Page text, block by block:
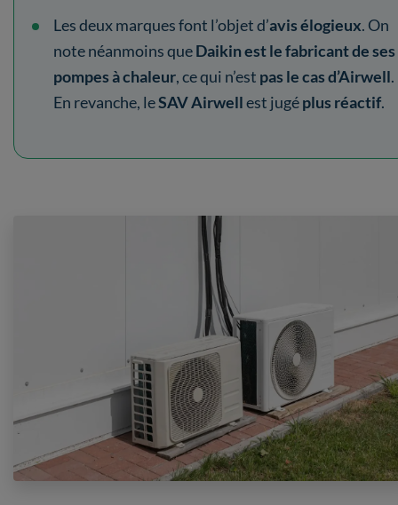
Les deux marques font l’objet d’avis élogieux. On
note néanmoins queDaikin est le fabricant de ses
pompes à chaleur, ce qui n’est pas le cas d’Airwell.
En revanche, leSAV Airwellest jugéplus réactif.